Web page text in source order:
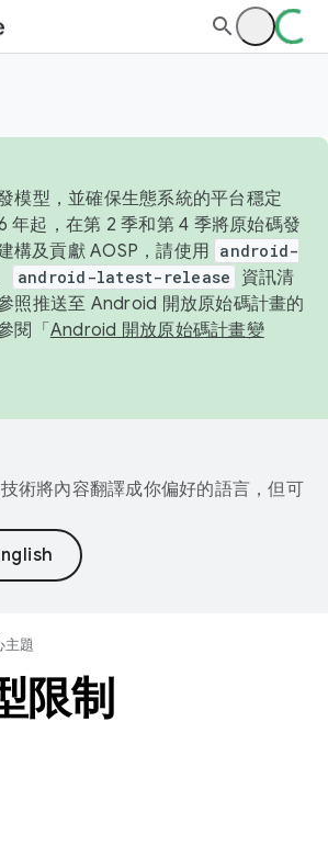
模型，並確保生態系統的平台穩定
年起，在第 2 季和第 4 季將原始碼發
構及貢獻 AOSP，請使用 android-
android-latest-release
資訊清
照推送至 Android 開放原始碼計畫的
閱「 Android 開放原始碼計畫變
術將內容翻譯成你偏好的語言，但可
主題
限制